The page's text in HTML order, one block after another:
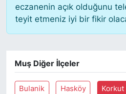
eczanenin açık olduğunu
teyit etmeniz iyi bir fikir
Muş Diğer İlçeler
Bulanik Hasköy Korkut